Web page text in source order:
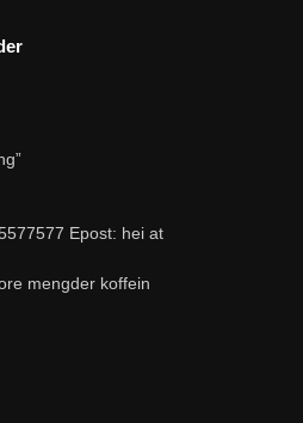
Epost: hei at
mengder koffein